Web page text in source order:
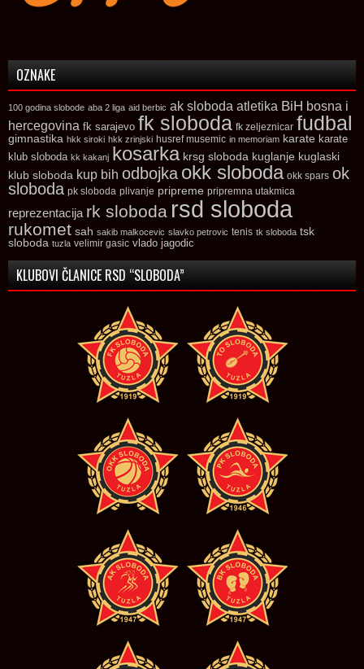
OZNAKE
100 godina slobode aba 2 liga aid berbic ak sloboda atletika BiH bosna i
hercegovina fk sarajevo fk sloboda fk zeljeznicar fudbal
gimnastika hkk siroki hkk zrinjski husref musemic in memoriam karate karate
klub sloboda kk kakanj kosarka krsg sloboda kuglanje kuglaski
klub sloboda kup bih odbojka okk sloboda okk spars ok
sloboda pk sloboda plivanje pripreme pripremna utakmica
reprezentacija rk sloboda rsd sloboda
rukomet sah sakib malkocevic slavko petrovic tenis tk sloboda tsk
sloboda tuzla velimir gasic vlado jagodic
KLUBOVI ČLANICE RSD “SLOBODA”